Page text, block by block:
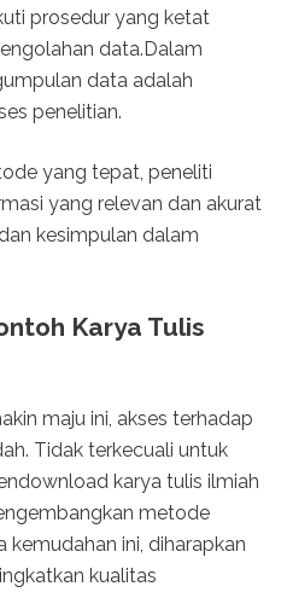
prosedur yang ketat
data.Dalam
data adalah
penelitian.
yang tepat, peneliti
yang relevan dan akurat
kesimpulan dalam
Karya Tulis
maju ini, akses terhadap
Tidak terkecuali untuk
karya tulis ilmiah
metode
kemudahan ini, diharapkan
kualitas